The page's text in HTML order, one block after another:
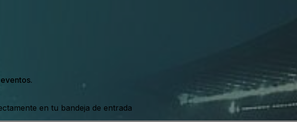
en tu bandeja de entrada